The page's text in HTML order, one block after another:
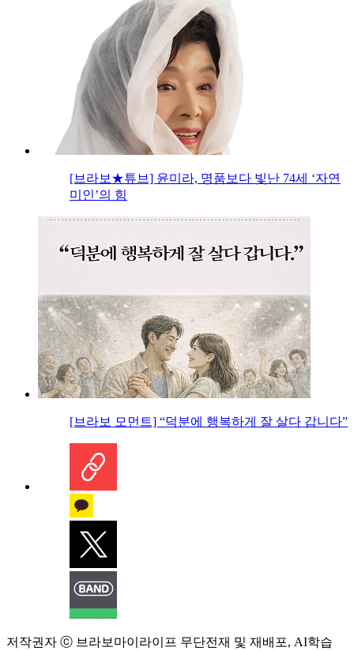
[브라보★튜브] 윤미라, 명품보다 빛난 74세 ‘자연
미인’의 힘
[브라보 모먼트] “덕분에 행복하게 잘 살다 갑니다”
저작권자 ⓒ 브라보마이라이프 무단전재 및 재배포, AI학습